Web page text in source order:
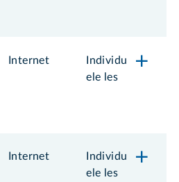
Internet
Individu
ele les
Internet
Individu
ele les